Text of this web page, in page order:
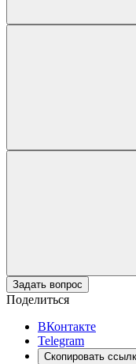
Задать вопрос
Поделиться
ВКонтакте
Telegram
Скопировать